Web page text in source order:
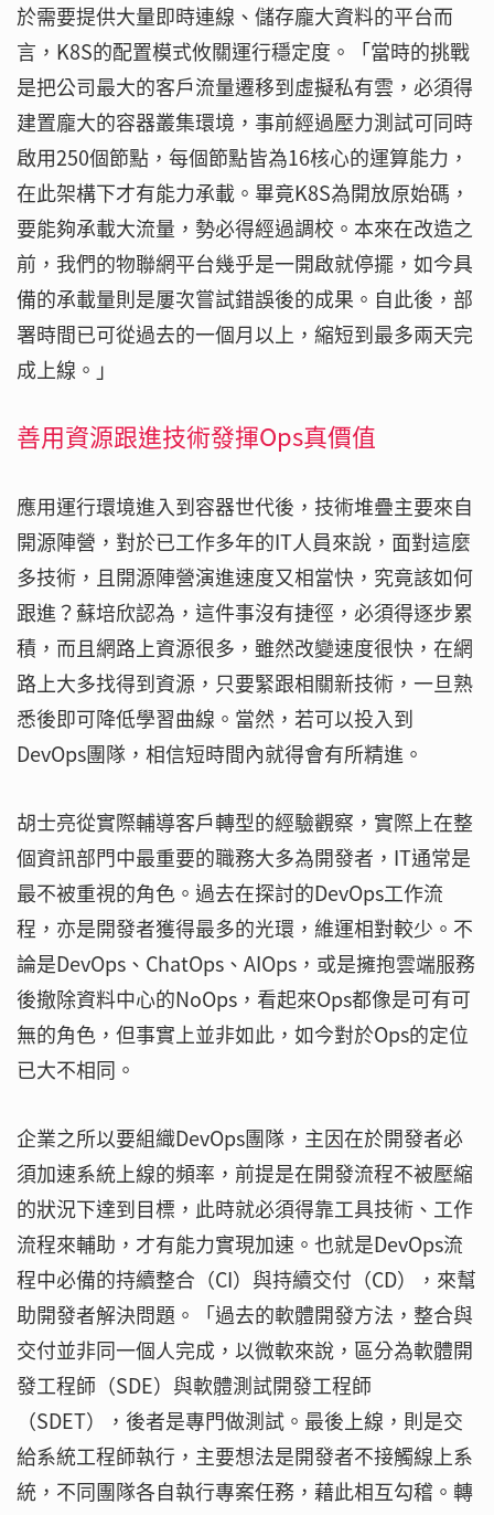
於需要提供大量即時連線、儲存龐大資料的平台而
言，K8S的配置模式攸關運行穩定度。「當時的挑戰
是把公司最大的客戶流量遷移到虛擬私有雲，必須得
建置龐大的容器叢集環境，事前經過壓力測試可同時
啟用250個節點，每個節點皆為16核心的運算能力，
在此架構下才有能力承載。畢竟K8S為開放原始碼，
要能夠承載大流量，勢必得經過調校。本來在改造之
前，我們的物聯網平台幾乎是一開啟就停擺，如今具
備的承載量則是屢次嘗試錯誤後的成果。自此後，部
署時間已可從過去的一個月以上，縮短到最多兩天完
成上線。」
善用資源跟進技術發揮Ops真價值
應用運行環境進入到容器世代後，技術堆疊主要來自
開源陣營，對於已工作多年的IT人員來說，面對這麼
多技術，且開源陣營演進速度又相當快，究竟該如何
跟進？蘇培欣認為，這件事沒有捷徑，必須得逐步累
積，而且網路上資源很多，雖然改變速度很快，在網
路上大多找得到資源，只要緊跟相關新技術，一旦熟
悉後即可降低學習曲線。當然，若可以投入到
DevOps團隊，相信短時間內就得會有所精進。
胡士亮從實際輔導客戶轉型的經驗觀察，實際上在整
個資訊部門中最重要的職務大多為開發者，IT通常是
最不被重視的角色。過去在探討的DevOps工作流
程，亦是開發者獲得最多的光環，維運相對較少。不
論是DevOps、ChatOps、AIOps，或是擁抱雲端服務
後撤除資料中心的NoOps，看起來Ops都像是可有可
無的角色，但事實上並非如此，如今對於Ops的定位
已大不相同。
企業之所以要組織DevOps團隊，主因在於開發者必
須加速系統上線的頻率，前提是在開發流程不被壓縮
的狀況下達到目標，此時就必須得靠工具技術、工作
流程來輔助，才有能力實現加速。也就是DevOps流
程中必備的持續整合（CI）與持續交付（CD），來幫
助開發者解決問題。「過去的軟體開發方法，整合與
交付並非同一個人完成，以微軟來說，區分為軟體開
發工程師（SDE）與軟體測試開發工程師
（SDET），後者是專門做測試。最後上線，則是交
給系統工程師執行，主要想法是開發者不接觸線上系
統，不同團隊各自執行專案任務，藉此相互勾稽。轉